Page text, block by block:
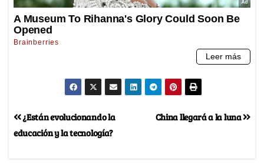
China llegará a la luna
¿Están evolucionando la
educación y la tecnología?